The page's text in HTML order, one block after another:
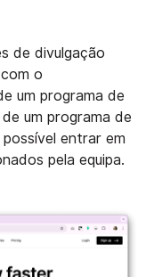
de divulgação
o
um programa de
um programa de
entrar em
pela equipa.